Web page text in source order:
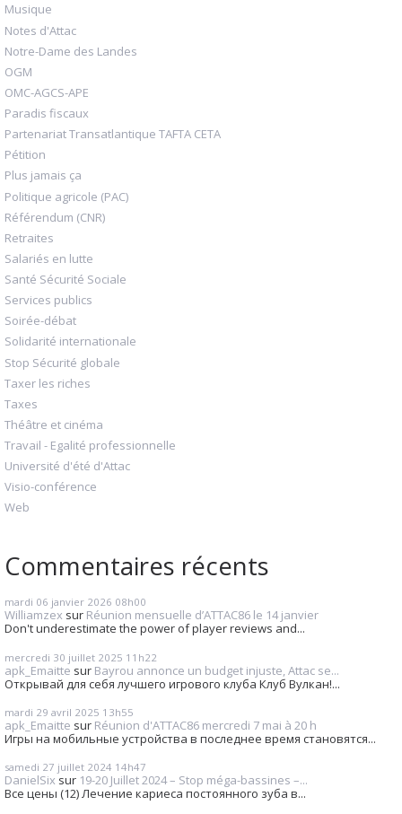
Musique
Notes d'Attac
Notre-Dame des Landes
OGM
OMC-AGCS-APE
Paradis fiscaux
Partenariat Transatlantique TAFTA CETA
Pétition
Plus jamais ça
Politique agricole (PAC)
Référendum (CNR)
Retraites
Salariés en lutte
Santé Sécurité Sociale
Services publics
Soirée-débat
Solidarité internationale
Stop Sécurité globale
Taxer les riches
Taxes
Théâtre et cinéma
Travail - Egalité professionnelle
Université d'été d'Attac
Visio-conférence
Web
Commentaires récents
mardi 06 janvier 2026 08h00
Williamzex sur Réunion mensuelle d’ATTAC86 le 14 janvier
Don't underestimate the power of player reviews and...
mercredi 30 juillet 2025 11h22
apk_Emaitte sur Bayrou annonce un budget injuste, Attac se...
Открывай для себя лучшего игрового клуба Клуб Вулкан!...
mardi 29 avril 2025 13h55
apk_Emaitte sur Réunion d'ATTAC86 mercredi 7 mai à 20 h
Игры на мобильные устройства в последнее время становятся...
samedi 27 juillet 2024 14h47
DanielSix sur 19-20 Juillet 2024 – Stop méga-bassines –...
Все цены (12) Лечение кариеса постоянного зуба в...